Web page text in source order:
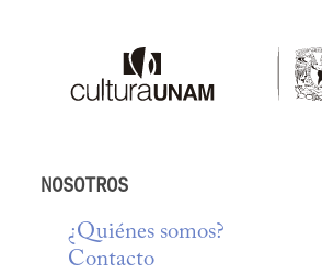
NOSOTROS
¿Quiénes somos?
Contacto